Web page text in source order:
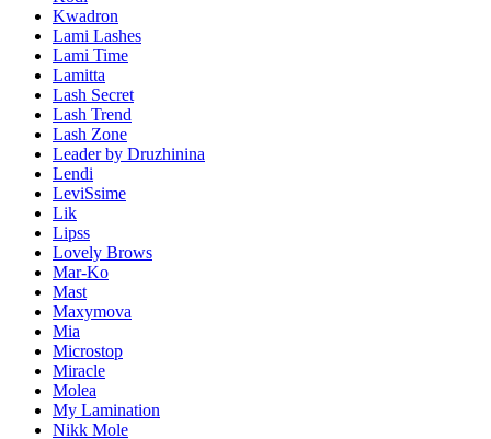
Kwadron
Lami Lashes
Lami Time
Lamitta
Lash Secret
Lash Trend
Lash Zone
Leader by Druzhinina
Lendi
LeviSsime
Lik
Lipss
Lovely Brows
Mar-Ko
Mast
Maxymova
Mia
Microstop
Miracle
Molea
My Lamination
Nikk Mole